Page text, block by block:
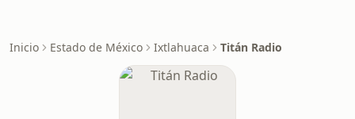
Inicio Estado de México Ixtlahuaca Titán Radio